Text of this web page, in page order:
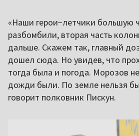
«Наши герои−летчики большую
разбомбили, вторая часть
дальше. Скажем так, главный
дошел сюда. Но увидев, что
тогда была и погода. Морозов
дожди были. По земле нельзя
говорит полковник Пискун.